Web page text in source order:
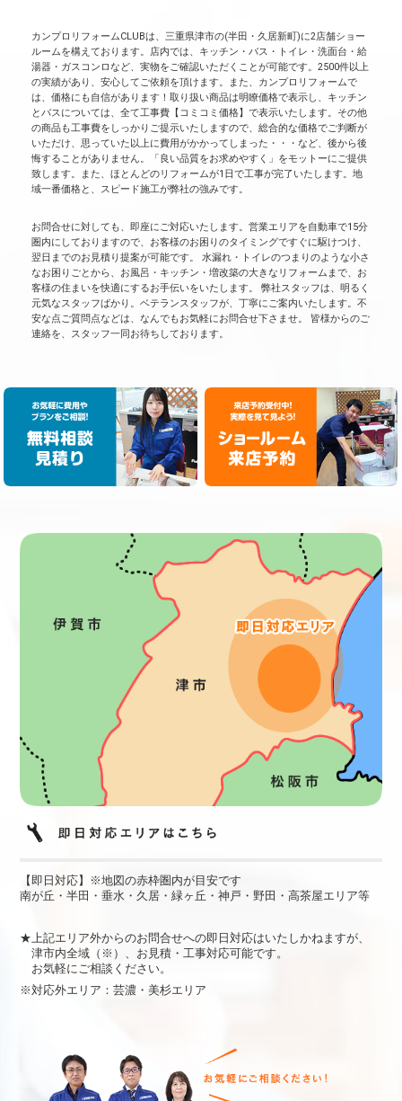
カンプロリフォームCLUBは、三重県津市の(半田・久居新町)に2店舗ショー
ルームを構えております。店内では、キッチン・バス・トイレ・洗面台・給
湯器・ガスコンロなど、実物をご確認いただくことが可能です。2500件以上
の実績があり、安心してご依頼を頂けます。また、カンプロリフォームで
は、価格にも自信があります！取り扱い商品は明瞭価格で表示し、キッチン
とバスについては、全て工事費【コミコミ価格】で表示いたします。その他
の商品も工事費をしっかりご提示いたしますので、総合的な価格でご判断が
いただけ、思っていた以上に費用がかかってしまった・・・など、後から後
悔することがありません。「良い品質をお求めやすく」をモットーにご提供
致します。また、ほとんどのリフォームが1日で工事が完了いたします。地
域一番価格と、スピード施工が弊社の強みです。
お問合せに対しても、即座にご対応いたします。営業エリアを自動車で15分
圏内にしておりますので、お客様のお困りのタイミングですぐに駆けつけ、
翌日までのお見積り提案が可能です。 水漏れ・トイレのつまりのような小さ
なお困りごとから、お風呂・キッチン・増改築の大きなリフォームまで、お
客様の住まいを快適にするお手伝いをいたします。 弊社スタッフは、明るく
元気なスタッフばかり。ベテランスタッフが、丁寧にご案内いたします。不
安な点ご質問点などは、なんでもお気軽にお問合せ下さませ。 皆様からのご
連絡を、スタッフ一同お待ちしております。
【即日対応】※地図の赤枠圏内が目安です
南が丘・半田・垂水・久居・緑ヶ丘・神戸・野田・高茶屋エリア等
★上記エリア外からのお問合せへの即日対応はいたしかねますが、
津市内全域（※）、お見積・工事対応可能です。
お気軽にご相談ください。
※対応外エリア：芸濃・美杉エリア